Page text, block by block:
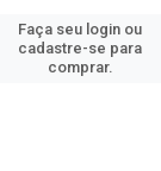
Faça seu login ou
cadastre-se para
comprar.